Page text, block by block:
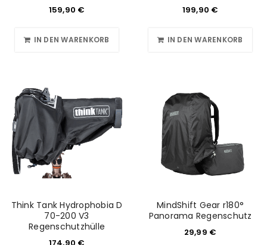
159,90 €
IN DEN WARENKORB
199,90 €
IN DEN WARENKORB
Think Tank Hydrophobia D
70-200 V3
Regenschutzhülle
174,90 €
MindShift Gear r180°
Panorama Regenschutz
29,99 €